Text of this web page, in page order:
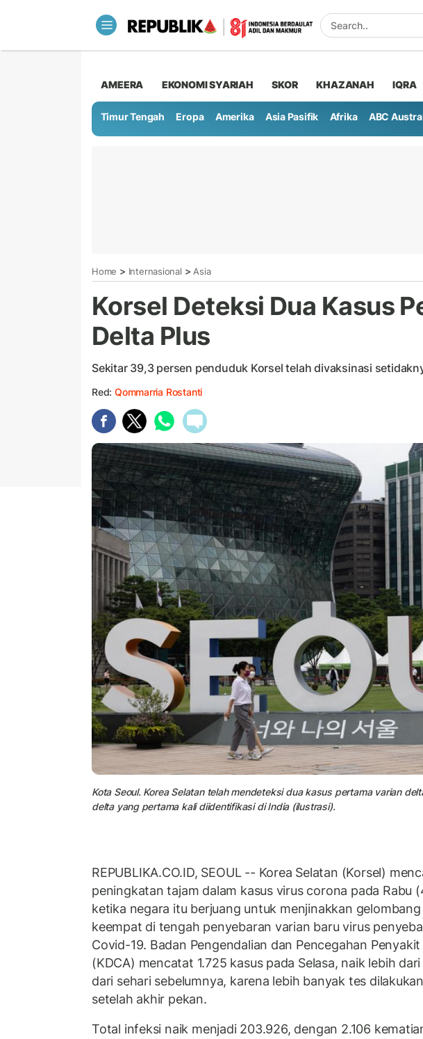
AMEERA EKONOMI SYARIAH SKOR KHAZANAH IQRA
Timur Tengah Eropa Amerika Asia Pasifik Afrika ABC
Home > Internasional > Asia
Korsel Deteksi Dua Kasus
Delta Plus
Sekitar 39,3 persen penduduk Korsel telah divaksinasi
Red: Qommarria Rostanti
Kota Seoul. Korea Selatan telah mendeteksi dua kasus pertama varian
delta yang pertama kali diidentifikasi di India (ilustrasi).
REPUBLIKA.CO.ID, SEOUL -- Korea Selatan (Korsel)
peningkatan tajam dalam kasus virus corona pada Rabu
ketika negara itu berjuang untuk menjinakkan
keempat di tengah penyebaran varian baru virus
Covid-19. Badan Pengendalian dan Pencegahan Penyakit
(KDCA) mencatat 1.725 kasus pada Selasa, naik lebih
dari sehari sebelumnya, karena lebih banyak tes dilakukan
setelah akhir pekan.
Total infeksi naik menjadi 203.926, dengan 2.106